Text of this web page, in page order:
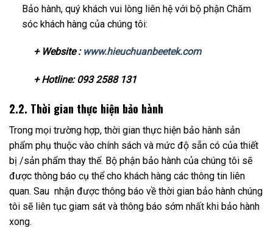
Bảo hành, quý khách vui lòng liên hệ với bộ phận Chăm
sóc khách hàng của chúng tôi:
+ Website : www.hieuchuanbeetek.com
+ Hotline: 093 2588 131
2.2. Thời gian thực hiện bảo hành
Trong mọi trường hợp, thời gian thực hiện bảo hành sản
phẩm phụ thuộc vào chính sách và mức độ sẵn có của thiết
bị /sản phẩm thay thế. Bộ phận bảo hành của chúng tôi sẽ
được thông báo cụ thể cho khách hàng các thông tin liên
quan. Sau nhận được thông báo về thời gian bảo hành chúng
tôi sẽ liên tục giam sát và thông báo sớm nhất khi bảo hành
xong.